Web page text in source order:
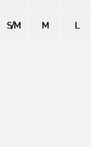
S/M M L